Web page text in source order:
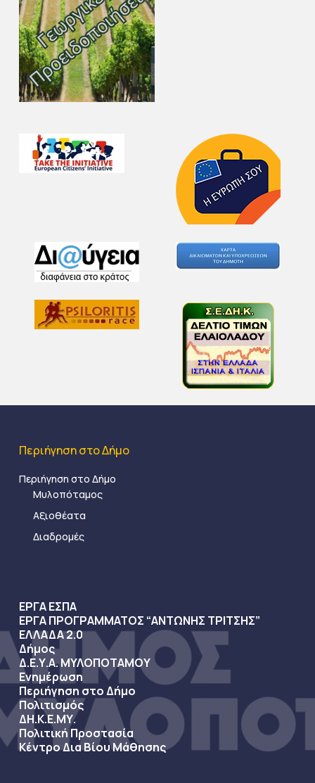
Περιήγηση στο Δήμο
Περιήγηση στο Δήμο
Μυλοπόταμος
Αξιοθέατα
Διαδρομές
ΕΡΓΑ ΕΣΠΑ
ΕΡΓΑ ΠΡΟΓΡΑΜΜΑΤΟΣ “ΑΝΤΩΝΗΣ ΤΡΙΤΣΗΣ”
ΕΛΛΑΔΑ 2.0
Δήμος
Δ.Ε.Υ.Α. ΜΥΛΟΠΟΤΑΜΟΥ
Ενημέρωση
Περιήγηση στο Δήμο
Πολιτισμός
ΔΗ.Κ.Ε.ΜΥ.
Πολιτική Προστασία
Κέντρο Δια Βίου Μάθησης